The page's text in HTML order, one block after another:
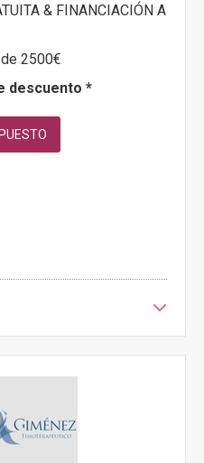
& FINANCIACIÓN A
2500€
descuento *